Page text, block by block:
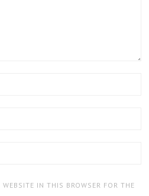
IN THIS BROWSER FOR THE